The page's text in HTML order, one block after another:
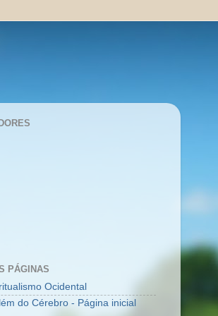
PÁGINAS
Ocidental
do Cérebro - Página inicial